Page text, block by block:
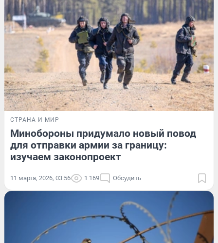
СТРАНА И МИР
Минобороны придумало новый повод
для отправки армии за границу:
изучаем законопроект
11 марта, 2026, 03:56 1 169 Обсудить